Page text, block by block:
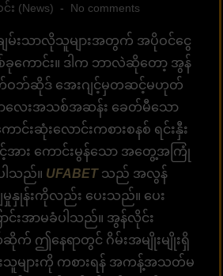
(News) No comments
ျမ်းသာလိုသူများအတွက် အပိုဝင်ငွေ
ခုကောင်း။ ဒါက ဘာလဲဆိုတော့ အွန်
ဝဘ်ဆိုဒ် အေးဂျင့်မှတဆင့်မဟုတ်
ောလေးအသစ်အဆန်း ခေတ်မီသော
င်းဆုံးလောင်းကစားစနစ် ရင်းနှီး
အား ကောင်းမွန်သော အတွေ့အကြုံ
ါသည်။ UFABETသည် အလွန်
ေမှုနှုန်းကိုလည်း ပေးသည်။ ပေး
င်းအာမခံပါသည်။ အွန်လိုင်း
က် ဤနေရာတွင် ဂိမ်းအမျိုးမျိုးရှိ
သူများကို ကစားရန် အကန့်အသတ်မ